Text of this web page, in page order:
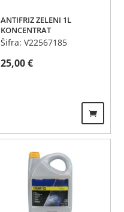
ANTIFRIZ ZELENI 1L
KONCENTRAT
Šifra: V22567185
25,00€